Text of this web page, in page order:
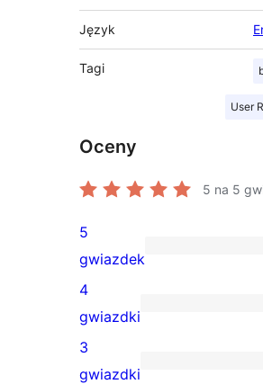
Język
Tagi
User
Oceny
5 na 5
2
recenzje
5-
gwiazdkowe
5
gwiazdek
0
recenzji
4-
4
gwiazdki
0
3
gwiazdki